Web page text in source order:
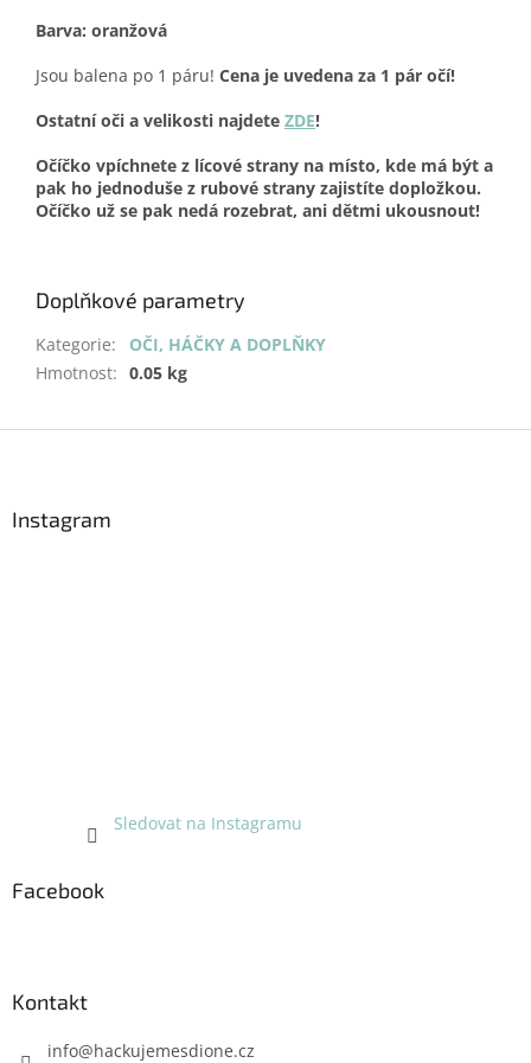
Barva: oranžová
Jsou balena po 1 páru! Cena je uvedena za 1 pár očí!
Ostatní oči a velikosti najdete ZDE!
Očíčko vpíchnete z lícové strany na místo, kde má být a
pak ho jednoduše z rubové strany zajistíte dopložkou.
Očíčko už se pak nedá rozebrat, ani dětmi ukousnout!
Doplňkové parametry
Kategorie:
OČI, HÁČKY A DOPLŇKY
Hmotnost: 0.05 kg
Instagram
Sledovat na Instagramu
Facebook
Kontakt
info@hackujemesdione.cz